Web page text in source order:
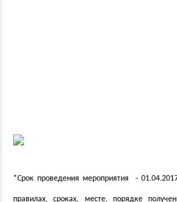
*Срок проведения мероприятия -
правилах, сроках, месте, порядке